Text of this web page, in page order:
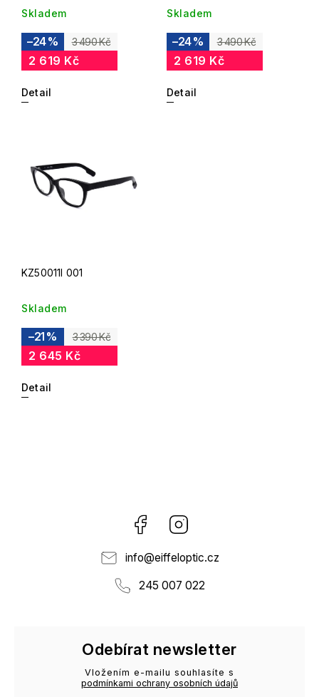
Skladem
3 490 Kč
–24 %
2 619 Kč
Detail
Skladem
3 490 Kč
–24 %
2 619 Kč
Detail
KZ50011I 001
Skladem
3 390 Kč
–21 %
2 645 Kč
Detail
Facebook
info@eiffeloptic.cz
245 007 022
Odebírat newsletter
Vložením e-mailu souhlasíte s
podmínkami ochrany osobních údajů